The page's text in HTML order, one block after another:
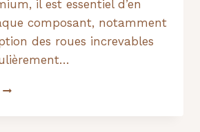
il est essentiel d’en
composant, notamment
des roues increvables